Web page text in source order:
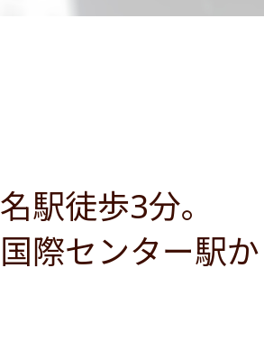
名駅徒歩3分。
国際センター駅